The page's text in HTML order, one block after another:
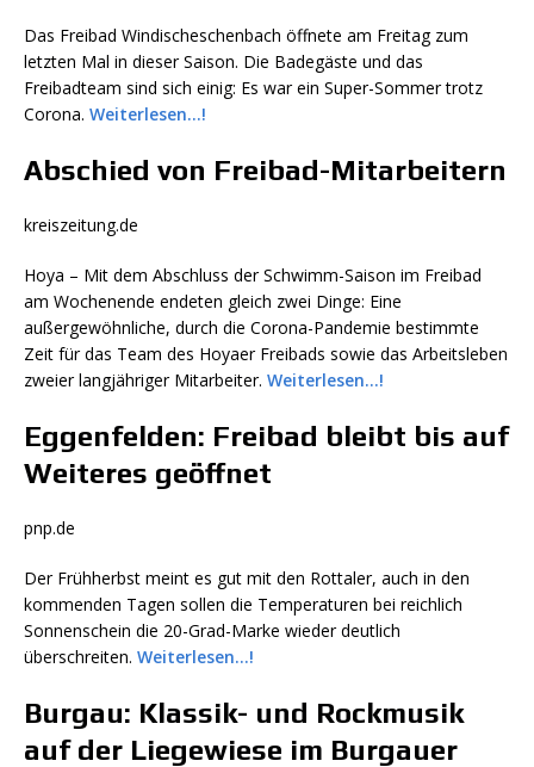
Das Freibad Windischeschenbach öffnete am Freitag zum
letzten Mal in dieser Saison. Die Badegäste und das
Freibadteam sind sich einig: Es war ein Super-Sommer trotz
Corona. Weiterlesen…!
Abschied von Freibad-Mitarbeitern
kreiszeitung.de
Hoya – Mit dem Abschluss der Schwimm-Saison im Freibad
am Wochenende endeten gleich zwei Dinge: Eine
außergewöhnliche, durch die Corona-Pandemie bestimmte
Zeit für das Team des Hoyaer Freibads sowie das Arbeitsleben
zweier langjähriger Mitarbeiter. Weiterlesen…!
Eggenfelden: Freibad bleibt bis auf
Weiteres geöffnet
pnp.de
Der Frühherbst meint es gut mit den Rottaler, auch in den
kommenden Tagen sollen die Temperaturen bei reichlich
Sonnenschein die 20-Grad-Marke wieder deutlich
überschreiten. Weiterlesen…!
Burgau: Klassik- und Rockmusik
auf der Liegewiese im Burgauer